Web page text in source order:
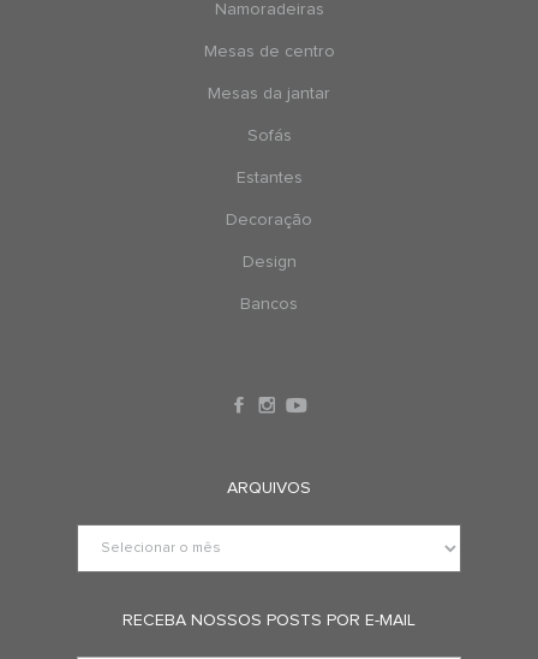
Namoradeiras
Mesas de centro
Mesas da jantar
Sofás
Estantes
Decoração
Design
Bancos
ARQUIVOS
RECEBA NOSSOS POSTS POR E-MAIL